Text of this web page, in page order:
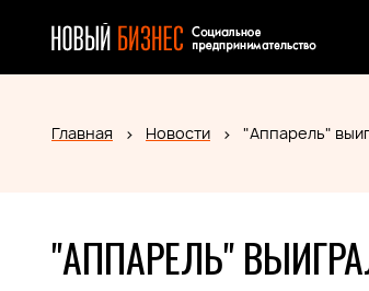
Главная Новости "Аппарель"
"АППАРЕЛЬ"